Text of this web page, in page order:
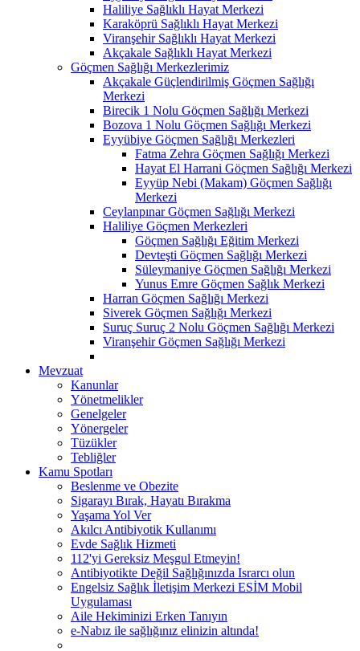
Haliliye Sağlıklı Hayat Merkezi
Karaköprü Sağlıklı Hayat Merkezi
Viranşehir Sağlıklı Hayat Merkezi
Akçakale Sağlıklı Hayat Merkezi
Göçmen Sağlığı Merkezlerimiz
Akçakale Güçlendirilmiş Göçmen Sağlığı
Merkezi
Birecik 1 Nolu Göçmen Sağlığı Merkezi
Bozova 1 Nolu Göçmen Sağlığı Merkezi
Eyyübiye Göçmen Sağlığı Merkezleri
Fatma Zehra Göçmen Sağlığı Merkezi
Hayat El Harrani Göçmen Sağlığı Merkezi
Eyyüp Nebi (Makam) Göçmen Sağlığı
Merkezi
Ceylanpınar Göçmen Sağlığı Merkezi
Haliliye Göçmen Merkezleri
Göçmen Sağlığı Eğitim Merkezi
Devteşti Göçmen Sağlığı Merkezi
Süleymaniye Göçmen Sağlığı Merkezi
Yunus Emre Göçmen Sağlık Merkezi
Harran Göçmen Sağlığı Merkezi
Siverek Göçmen Sağlığı Merkezi
Suruç Suruç 2 Nolu Göçmen Sağlığı Merkezi
Viranşehir Göçmen Sağlığı Merkezi
Mevzuat
Kanunlar
Yönetmelikler
Genelgeler
Yönergeler
Tüzükler
Tebliğler
Kamu Spotları
Beslenme ve Obezite
Sigarayı Bırak, Hayatı Bırakma
Yaşama Yol Ver
Akılcı Antibiyotik Kullanımı
Evde Sağlık Hizmeti
112'yi Gereksiz Meşgul Etmeyin!
Antibiyotikte Değil Sağlığınızda Israrcı olun
Engelsiz Sağlık İletişim Merkezi ESİM Mobil
Uygulaması
Aile Hekiminizi Erken Tanıyın
e-Nabız ile sağlığınız elinizin altında!